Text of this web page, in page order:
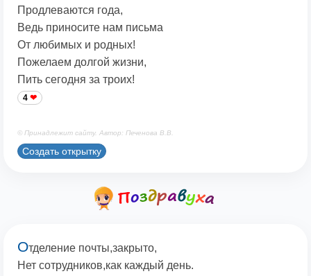
Продлеваются года,
Ведь приносите нам письма
От любимых и родных!
Пожелаем долгой жизни,
Пить сегодня за троих!
4
© Принадлежит сайту. Автор: Печенова В.В.
Создать открытку
Отделение почты,закрыто,
Нет сотрудников,как каждый день.